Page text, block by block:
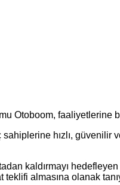
Otoboom, faaliyetlerine
hızlı,
kaldırmayı
almasına olanak